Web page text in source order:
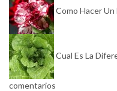
Como Hacer
Cual Es La
comentarios